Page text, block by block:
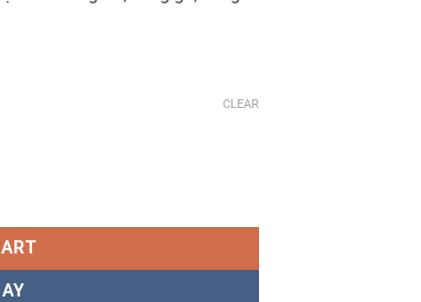
CLEAR
cấp quantity